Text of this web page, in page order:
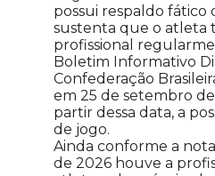
possui respaldo
sustenta que o atleta
profissional
Boletim Informativo
Confederação
em 25 de setembro de
partir dessa data, a
de jogo.
Ainda conforme a
de 2026 houve a